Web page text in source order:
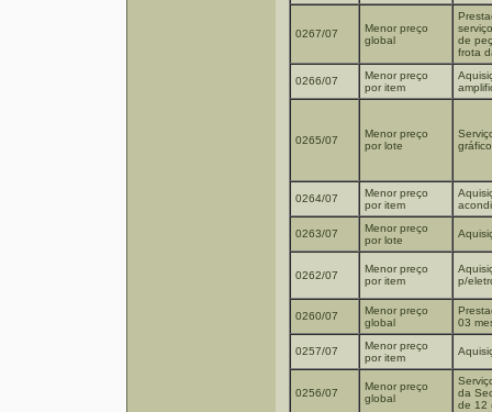
0267/07
Menor preço
global
de
frota
0266/07
Menor preço
por item
0265/07
Menor preço
por lote
0264/07
Menor preço
por item
0263/07
Menor preço
por lote
0262/07
Menor preço
por item
p/
0260/07
Menor preço
global
03
0257/07
Menor preço
por item
0256/07
Menor preço
global
da
de 12